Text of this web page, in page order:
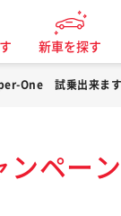
新車を探す
One 試乗出来
ンペー